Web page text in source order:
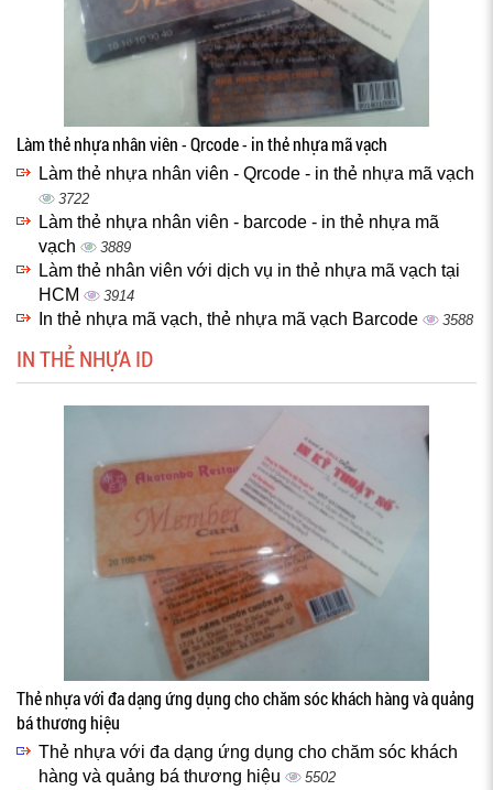
Làm thẻ nhựa nhân viên - Qrcode - in thẻ nhựa mã vạch
Làm thẻ nhựa nhân viên - Qrcode - in thẻ nhựa mã vạch
3722
Làm thẻ nhựa nhân viên - barcode - in thẻ nhựa mã
vạch
3889
Làm thẻ nhân viên với dịch vụ in thẻ nhựa mã vạch tại
HCM
3914
In thẻ nhựa mã vạch, thẻ nhựa mã vạch Barcode 3588
IN THẺ NHỰA ID
Thẻ nhựa với đa dạng ứng dụng cho chăm sóc khách hàng và quảng
bá thương hiệu
Thẻ nhựa với đa dạng ứng dụng cho chăm sóc khách
hàng và quảng bá thương hiệu
5502